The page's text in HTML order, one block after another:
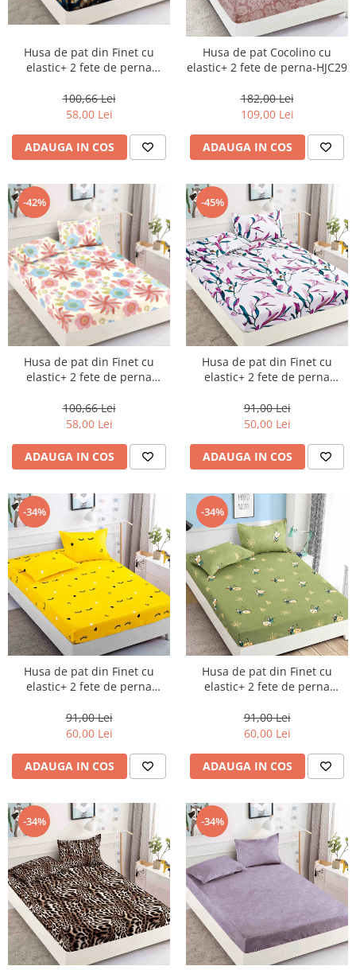
Husa de pat din Finet cu
elastic+ 2 fete de perna
100,66 Lei
58,00 Lei
ADAUGA IN COS
Husa de pat Cocolino cu
elastic+ 2 fete de perna-HJC29
182,00 Lei
109,00 Lei
ADAUGA IN COS
-42%
Husa de pat din Finet cu
elastic+ 2 fete de perna
100,66 Lei
58,00 Lei
ADAUGA IN COS
-45%
Husa de pat din Finet cu
elastic+ 2 fete de perna
91,00 Lei
50,00 Lei
ADAUGA IN COS
-34%
Husa de pat din Finet cu
elastic+ 2 fete de perna
91,00 Lei
60,00 Lei
ADAUGA IN COS
-34%
Husa de pat din Finet cu
elastic+ 2 fete de perna
91,00 Lei
60,00 Lei
ADAUGA IN COS
-34% -34%